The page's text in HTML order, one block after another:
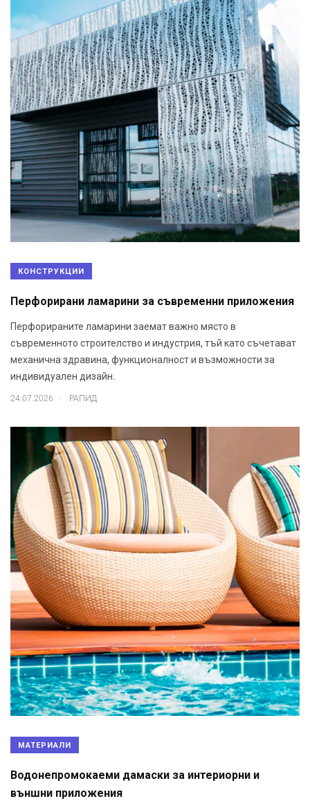
КОНСТРУКЦИИ
Перфорирани ламарини за съвременни приложения
Перфорираните ламарини заемат важно място в
съвременното строителство и индустрия, тъй като съчетават
механична здравина, функционалност и възможности за
индивидуален дизайн.
24.07.2026 . РАПИД
МАТЕРИАЛИ
Водонепромокаеми дамаски за интериорни и
външни приложения